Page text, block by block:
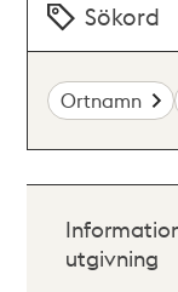
Sökord
Ortnamn
utgivning